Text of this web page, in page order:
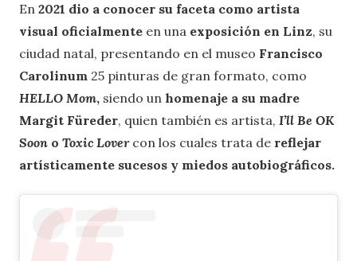
En 2021 dio a conocer su faceta como artista
visual oficialmente en una exposición en Linz, su
ciudad natal, presentando en el museo Francisco
Carolinum 25 pinturas de gran formato, como
HELLO Mom, siendo un homenaje a su madre
Margit Füreder, quien también es artista, I’ll Be OK
Soon o Toxic Lovercon los cuales trata de reflejar
artísticamente sucesos y miedos autobiográficos.